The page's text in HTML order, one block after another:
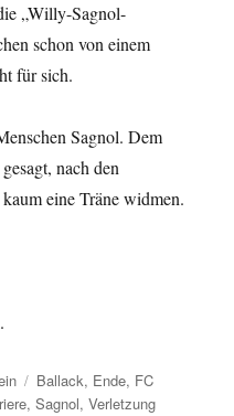
„Willy-Sagnol-
schon von einem
für sich.
Sagnol. Dem
nach den
eine Träne widmen.
Schlagwörter
Ballack, Ende, FC
,Sagnol,Verletzung